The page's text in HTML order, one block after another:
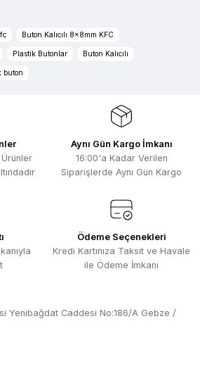
bozuk veya görüntülenemiyor.
eksik bilgiler bulunuyor.
bulunuyor.
alternatifler olmalı.
,gibi
ile
iyi
için
ve
çok
Buton Kalıcılı 8x8mm KFC
Plastik Butonlar Buton Kalıcılı
buton
Ürünler
Aynı Gün Kargo İmkanı
16:00'a Kadar Verilen
Siparişlerde Aynı Gün Kargo
Ödeme Seçenekleri
Kredi Kartınıza Taksit ve Havale
ile Ödeme İmkanı
Yenibağdat Caddesi No:186/A Gebze /